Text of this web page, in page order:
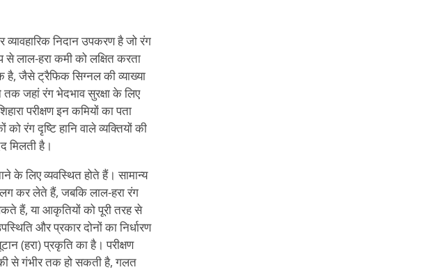
व्यावहारिक निदान उपकरण है जो रंग
लाल-हरा कमी को लक्षित करता
है, जैसे ट्रैफिक सिग्नल की व्याख्या
जहां रंग भेदभाव सुरक्षा के लिए
परीक्षण इन कमियों का पता
रंग दृष्टि हानि वाले व्यक्तियों की
मिलती है।
के लिए व्यवस्थित होते हैं। सामान्य
कर लेते हैं, जबकि लाल-हरा रंग
हैं, या आकृतियों को पूरी तरह से
और प्रकार दोनों का निर्धारण
(हरा) प्रकृति का है। परीक्षण
से गंभीर तक हो सकती है, गलत